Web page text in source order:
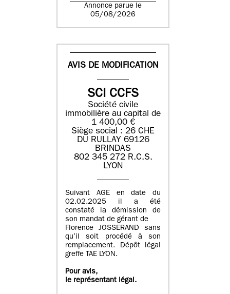
Annonce parue le
05/08/2026
AVIS DE MODIFICATION
SCI CCFS
Société civile
immobilière au capital de
1 400,00 €
Siège social : 26 CHE
DU RULLAY 69126
BRINDAS
802 345 272 R.C.S.
LYON
Suivant AGE en date du
02.02.2025 il a été
constaté la démission de
son mandat de gérant de
Florence JOSSERAND sans
qu’il soit procédé à son
remplacement. Dépôt légal
greffe TAE LYON.
Pour avis,
le représentant légal.